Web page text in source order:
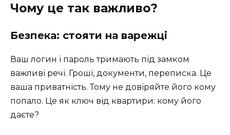
Чому це так важливо?
Безпека: стояти на варежці
Ваш логин і пароль тримають під замком
важливі речі. Гроші, документи, переписка. Це
ваша приватність. Тому не довіряйте його кому
попало. Це як ключ від квартири: кому його
даєте?